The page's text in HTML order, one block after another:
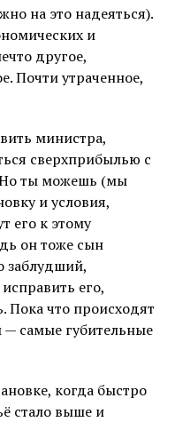
на это надеяться).
и
другое,
Почти утраченное,
министра,
сверхприбылью с
ты можешь (мы
и условия,
его к этому
он тоже сын
заблудший,
его,
Пока что происходят
самые губительные
когда быстро
стало выше и